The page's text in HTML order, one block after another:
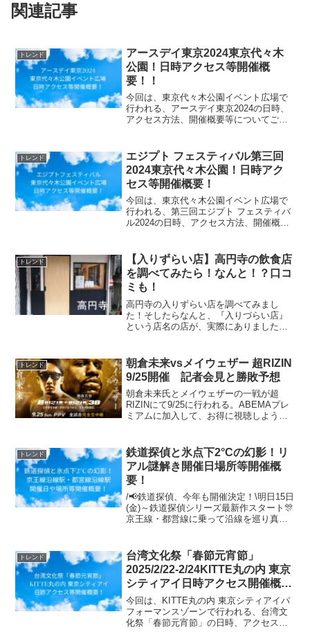
関連記事
トレンド
アースデイ東京2024東京代々木
公園！日時アクセス等開催概
要！！
今回は、東京代々木公園イベント広場で
行われる、アースデイ東京2024の日時、
アクセス方法、開催概要等についてご紹
4月14日（日）開催場所東京都代々木公...
トレンド
エジプト フェスティバル第三回
2024東京代々木公園！日時アク
セス等開催概要！
今回は、東京代々木公園イベント広場で
行われる、第三回エジプト フェスティバ
ル2024の日時、アクセス方法、開催概要
科書開催日2024年3月9日（土）10：00～
18...
トレンド
【入りずらい店】高円寺の飲食店
を調べてみたら！なんと！？口コ
ミも！
高円寺の入りずらい店を調べてみまし
た！そしたらなんと、『入りづらい店』
という店名の店が、実際にありましたの
て基本情報店名入りづらい店 高円寺営業
時間18:00〜LO22...
トレンド
朝倉未来vsメイウェザー 超RIZIN
9/25開催 記者会見と勝敗予想
朝倉未来氏とメイウェザーの一戦が超
RIZINにて9/25に行われる。ABEMAプレ
ミアムに加入して、お得に視聴しよう。
トレンド
鉄道探偵と氷点下2°Cの幻影！リ
アル謎解き開催日場所等開催概
要！
/📢鉄道探偵、今年も開催決定！\明日15日
(金)～鉄道探偵シリーズ最新作スタート🎊
京王線・都営線に乗って沿線を巡り真実
ェック！⬇詳細⬇鉄道探偵 #京王 #都営交
通 ...
トレンド
台湾文化祭「春節元宵節」
2025/2/22-2/24KITTE丸の内 東京
シティアイ日時アクセス開催概
要！
今回は、KITTE丸の内 東京シティアイパ
フォーマンスゾーンで行われる、台湾文
化祭「春節元宵節」の日時、アクセス方